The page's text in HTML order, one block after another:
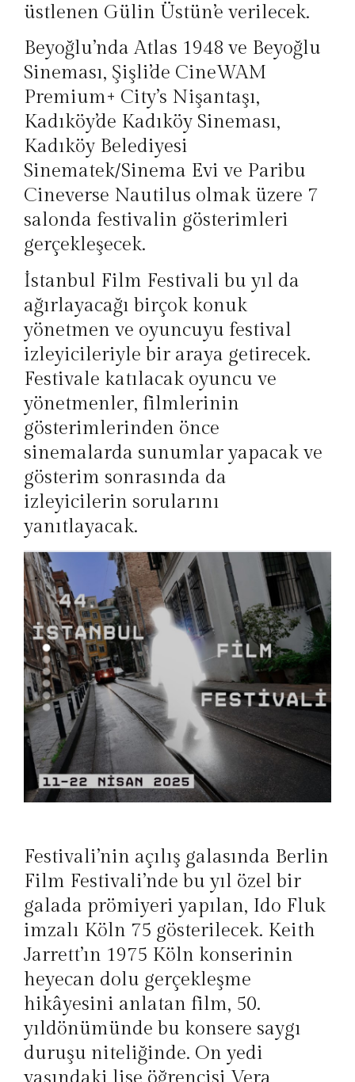
üstlenen Gülin Üstün’e verilecek.
Beyoğlu’nda Atlas 1948 ve Beyoğlu
Sineması, Şişli’de CineWAM
Premium+ City’s Nişantaşı,
Kadıköy’de Kadıköy Sineması,
Kadıköy Belediyesi
Sinematek/Sinema Evi ve Paribu
Cineverse Nautilus olmak üzere 7
salonda festivalin gösterimleri
gerçekleşecek.
İstanbul Film Festivali bu yıl da
ağırlayacağı birçok konuk
yönetmen ve oyuncuyu festival
izleyicileriyle bir araya getirecek.
Festivale katılacak oyuncu ve
yönetmenler, filmlerinin
gösterimlerinden önce
sinemalarda sunumlar yapacak ve
gösterim sonrasında da
izleyicilerin sorularını
yanıtlayacak.
Festivali’nin açılış galasında Berlin
Film Festivali’nde bu yıl özel bir
galada prömiyeri yapılan, Ido Fluk
imzalı Köln 75 gösterilecek. Keith
Jarrett’ın 1975 Köln konserinin
heyecan dolu gerçekleşme
hikâyesini anlatan film, 50.
yıldönümünde bu konsere saygı
duruşu niteliğinde. On yedi